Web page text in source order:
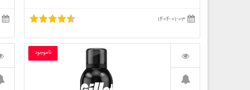
ناموجود